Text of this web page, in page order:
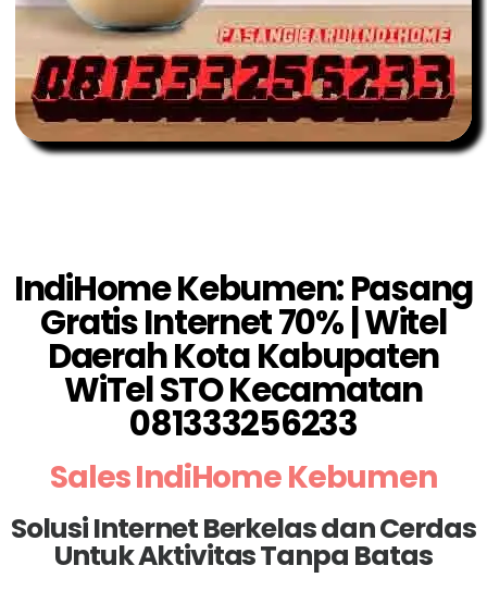
IndiHome Kebumen: Pasang
Gratis Internet 70% | Witel
Daerah Kota Kabupaten
WiTel STO Kecamatan
081333256233
Sales IndiHome Kebumen
Solusi Internet Berkelas dan Cerdas
Untuk Aktivitas Tanpa Batas